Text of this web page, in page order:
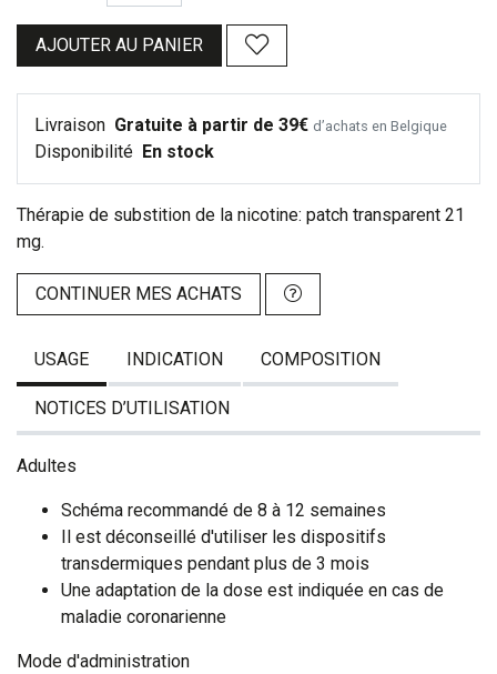
AJOUTER AU PANIER
Livraison Gratuite à partir de 39€ d’achats en Belgique
Disponibilité En stock
Thérapie de substition de la nicotine: patch transparent 21
mg.
CONTINUER MES ACHATS
USAGE INDICATION COMPOSITION
NOTICES D’UTILISATION
Adultes
Schéma recommandé de 8 à 12 semaines
Il est déconseillé d'utiliser les dispositifs
transdermiques pendant plus de 3 mois
Une adaptation de la dose est indiquée en cas de
maladie coronarienne
Mode d'administration